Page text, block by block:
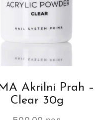
Akrilni Prah –
Clear 30g